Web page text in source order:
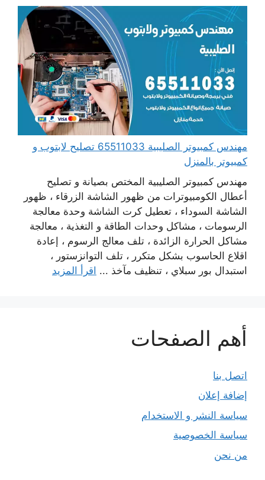
مهندس كمبيوتر الصليبية 65511033 تصليح لابتوب و
كمبيوتر بالمنزل
مهندس كمبيوتر الصليبية المختص بصيانة و تصليح
أعطال الكومبيوترات من ظهور الشاشة الزرقاء ، ظهور
الشاشة السوداء ، تعطيل كرت الشاشة وحدة معالجة
الرسومات ، مشاكل وحدات الطاقة و التغذية ، معالجة
مشاكل الحرارة الزائدة ، تلف معالج الرسوم ، إعادة
اقلاع الحاسوب بشكل متكرر ، تلف التوانزستور ،
استبدال بور سبلاي ، تنظيف مآخذ ... اقرأ المزيد
أهم الصفحات
اتصل بنا
إضافة إعلان
سياسة النشر و الاستخدام
سياسة الخصوصية
من نحن